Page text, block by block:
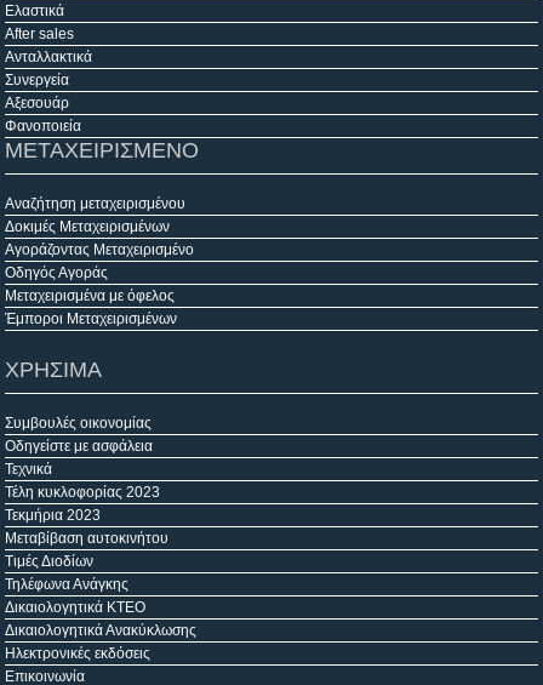
Ελαστικά
After sales
Ανταλλακτικά
Συνεργεία
Αξεσουάρ
Φανοποιεία
ΜΕΤΑΧΕΙΡΙΣΜΕΝΟ
Αναζήτηση μεταχειρισμένου
Δοκιμές Μεταχειρισμένων
Αγοράζοντας Μεταχειρισμένο
Οδηγός Αγοράς
Μεταχειρισμένα με όφελος
Έμποροι Μεταχειρισμένων
ΧΡΗΣΙΜΑ
Συμβουλές οικονομίας
Οδηγείστε με ασφάλεια
Τεχνικά
Τέλη κυκλοφορίας 2023
Τεκμήρια 2023
Μεταβίβαση αυτοκινήτου
Τιμές Διοδίων
Τηλέφωνα Ανάγκης
Δικαιολογητικά ΚΤΕΟ
Δικαιολογητικά Ανακύκλωσης
Ηλεκτρονικές εκδόσεις
Επικοινωνία